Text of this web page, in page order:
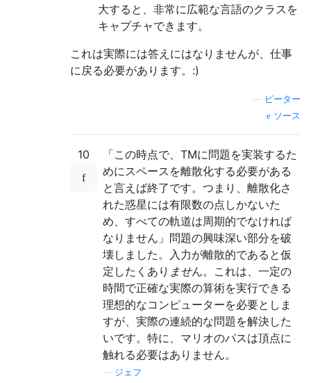
大すると、非常に広範な言語のクラスを
キャプチャできます。
これは実際には答えにはなりませんが、仕事
に戻る必要があります。:)
ピーター
ソース
10
「この時点で、TMに問題を実装するた
めにスペースを離散化する必要がある
と言えば終了です。つまり、離散化さ
れた惑星には有限数の点しかないた
め、すべての軌道は周期的でなければ
なりません」問題の興味深い部分を破
壊しました。入力が離散的であると仮
定したくあり ません。これは、一定の
時間で正確な実際の算術を実行できる
理想的なコンピューターを必要としま
すが、実際の連続的な問題を解決した
いです。特に、マリオのパスは頂点に
触れる必要はありません。
ジェフ